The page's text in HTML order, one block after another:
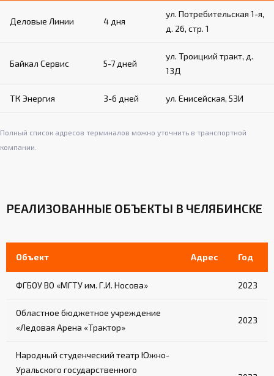
Деловые Линии 4 дня
ул. Потребительская 1-я,
д. 26, стр. 1
Байкал Сервис 5-7 дней
ул. Троицкий тракт, д.
13Д
ТК Энергия 3-6 дней ул. Енисейская, 53И
Полный список адресов терминалов можно уточнить в транспортной
компании.
РЕАЛИЗОВАННЫЕ ОБЪЕКТЫ В ЧЕЛЯБИНСКЕ
Объект Адрес Год
ФГБОУ ВО «МГТУ им. Г.И. Носова» 2023
Областное бюджетное учреждение
«Ледовая Арена «Трактор»
2023
Народный студенческий театр Южно-
Уральского государственного